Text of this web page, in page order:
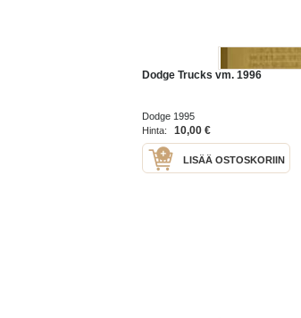
Dodge Trucks vm. 1996
Dodge 1995
Hinta:
10,00 €
LISÄÄ OSTOSKORIIN